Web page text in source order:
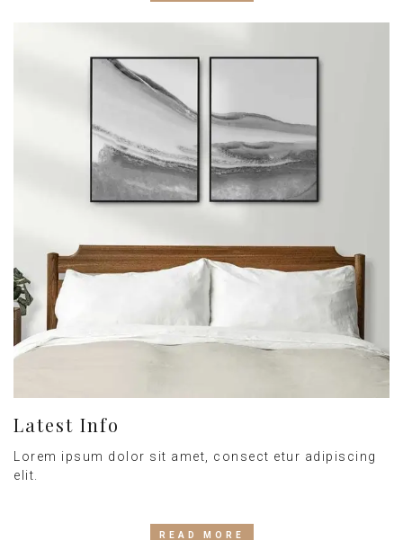
Latest Info
Lorem ipsum dolor sit amet, consect etur adipiscing
elit.
READ MORE